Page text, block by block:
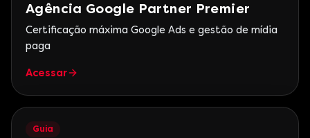
Agência Google Partner Premier
Certificação máxima Google Ads e gestão de mídia
paga
Acessar
Guia